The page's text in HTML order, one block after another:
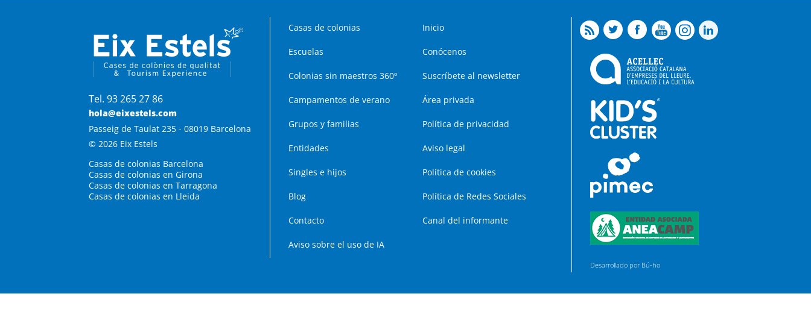
Tel. 93 265 27 86
hola@eixestels.com
Passeig de Taulat 235 - 08019 Barcelona
© 2026 Eix Estels
Casas de colonias Barcelona
Casas de colonias en Girona
Casas de colonias en Tarragona
Casas de colonias en Lleida
Casas de colonias Inicio
Escuelas Conócenos
Colonias sin maestros 360º Suscríbete al newsletter
Campamentos de verano Área privada
Grupos y familias Política de privacidad
Entidades Aviso legal
Singles e hijos Política de cookies
Blog Política de Redes Sociales
Contacto Canal del informante
Aviso sobre el uso de IA
Desarrollado por Bú-ho